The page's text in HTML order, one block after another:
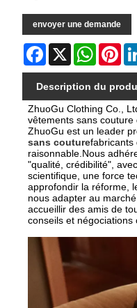
envoyer une demande
Facebook
X
Description du
ZhuoGu Clothing Co.,
vêtements sans
ZhuoGu est un leader
sans couturefabricants
raisonnable.Nous
"qualité, crédibilité",
scientifique, une force
approfondir la réforme,
nous adapter au
accueillir des amis de
conseils et négociations